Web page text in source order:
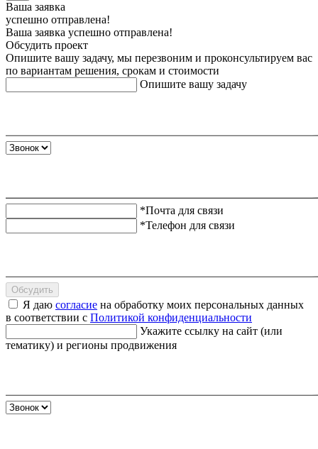
Ваша заявка
успешно отправлена!
Ваша заявка успешно отправлена!
Обсудить проект
Опишите вашу задачу, мы перезвоним и проконсультируем вас
по вариантам решения, срокам и стоимости
Опишите вашу задачу
*Почта для связи
*Телефон для связи
Обсудить
Я даю согласие на обработку моих персональных данных
в соответствии с Политикой конфиденциальности
Укажите ссылку на сайт (или
тематику) и регионы продвижения